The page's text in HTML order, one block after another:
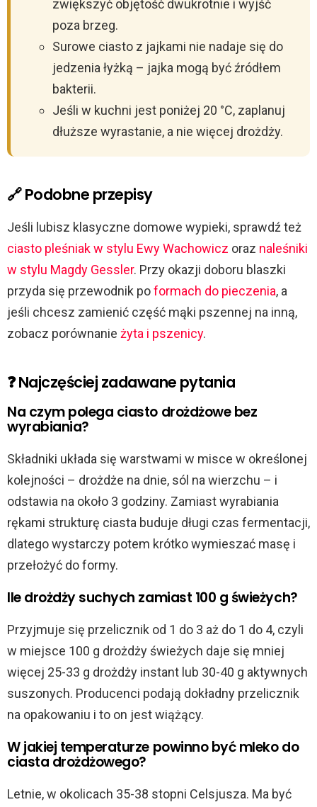
zwiększyć objętość dwukrotnie i wyjść
poza brzeg.
Surowe ciasto z jajkami nie nadaje się do
jedzenia łyżką – jajka mogą być źródłem
bakterii.
Jeśli w kuchni jest poniżej 20 °C, zaplanuj
dłuższe wyrastanie, a nie więcej drożdży.
🔗 Podobne przepisy
Jeśli lubisz klasyczne domowe wypieki, sprawdź też
ciasto pleśniak w stylu Ewy Wachowicz oraz naleśniki
w stylu Magdy Gessler. Przy okazji doboru blaszki
przyda się przewodnik poformach do pieczenia, a
jeśli chcesz zamienić część mąki pszennej na inną,
zobacz porównanie żyta i pszenicy.
❓ Najczęściej zadawane pytania
Na czym polega ciasto drożdżowe bez
wyrabiania?
Składniki układa się warstwami w misce w określonej
kolejności – drożdże na dnie, sól na wierzchu – i
odstawia na około 3 godziny. Zamiast wyrabiania
rękami strukturę ciasta buduje długi czas fermentacji,
dlatego wystarczy potem krótko wymieszać masę i
przełożyć do formy.
Ile drożdży suchych zamiast 100 g świeżych?
Przyjmuje się przelicznik od 1 do 3 aż do 1 do 4, czyli
w miejsce 100 g drożdży świeżych daje się mniej
więcej 25-33 g drożdży instant lub 30-40 g aktywnych
suszonych. Producenci podają dokładny przelicznik
na opakowaniu i to on jest wiążący.
W jakiej temperaturze powinno być mleko do
ciasta drożdżowego?
Letnie, w okolicach 35-38 stopni Celsjusza. Ma być